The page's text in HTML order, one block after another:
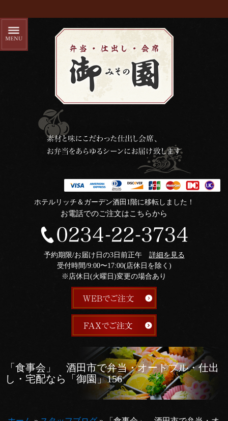
ホテルリッチ＆ガーデン酒田1階に移転しました！
お電話でのご注文はこちらから
予約期限/お届け日の3日前正午 詳細を見る
受付時間/9:00〜17:00(店休日を除く)
※店休日(火曜日)変更の場合あり
「食事会」 酒田市で弁当・オードブル・仕出
し・宅配なら「御園」156